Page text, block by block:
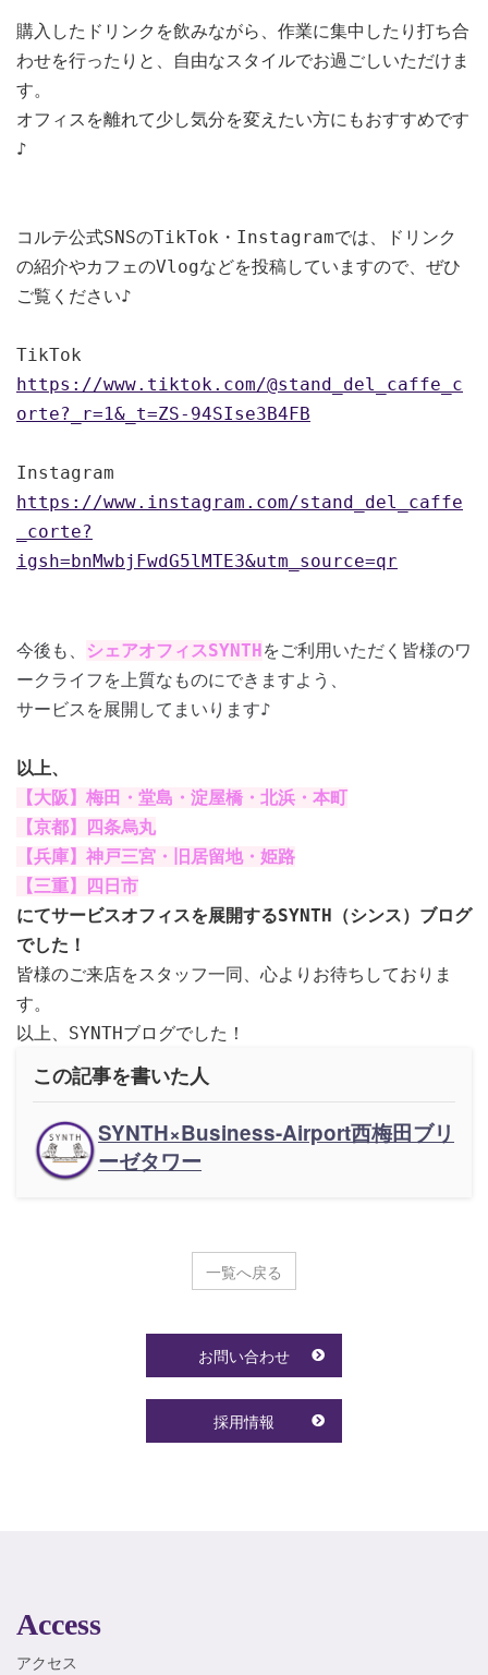
購入したドリンクを飲みながら、作業に集中したり打ち合
わせを行ったりと、自由なスタイルでお過ごしいただけま
す。
オフィスを離れて少し気分を変えたい方にもおすすめです
♪
コルテ公式SNSのTikTok・Instagramでは、
ドリンク
の紹介やカフェのVlogなどを投稿していますので、ぜひ
ご覧ください♪
TikTok
https://www.tiktok.com/@stand_del_caffe_c
orte?_r=1&_t=ZS-94SIse3B4FB
Instagram
https://www.instagram.com/stand_del_caffe
_corte?
igsh=bnMwbjFwdG5lMTE3&utm_source=qr
今後も、 シェアオフィスSYNTH をご利用いただく皆様のワ
ークライフを上質なものにできますよう、
サービスを展開してまいります♪
以上、
【大阪】梅田・堂島・淀屋橋・北浜・本町
【京都】四条烏丸
【兵庫】神戸三宮・旧居留地・姫路
【三重】四日市
にてサービスオフィスを展開するSYNTH（シンス）ブログ
でした！
皆様のご来店をスタッフ一同、心よりお待ちしておりま
す。
以上、SYNTHブログでした！
この記事を書いた人
SYNTH×Business-Airport西梅田ブリ
ーゼタワー
一覧へ戻る
お問い合わせ
採用情報
Access
アクセス